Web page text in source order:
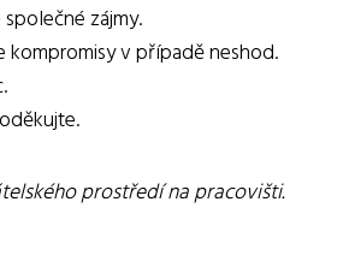
zájmy.
kompromisy v případě neshod.
prostředí na pracovišti.